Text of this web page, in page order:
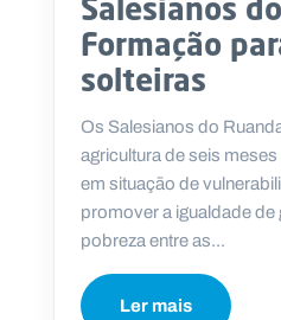
Salesianos
Formação
solteiras
Os Salesianos do
agricultura de seis
em situação de
promover a igualdade de
pobreza entre as...
Ler mais